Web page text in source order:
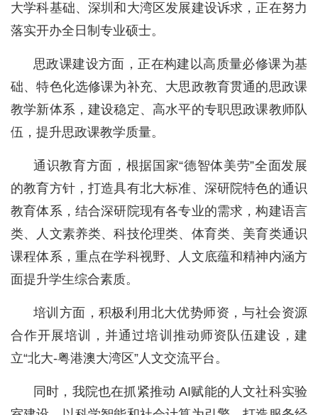
大学科基础、深圳和大湾区发展建设诉求，正在努力
落实开办全日制专业硕士。
思政课建设方面，正在构建以高质量必修课为基
础、特色化选修课为补充、大思政教育贯通的思政课
教学新体系，建设稳定、高水平的专职思政课教师队
伍，提升思政课教学质量。
通识教育方面，根据国家“德智体美劳”全面发展
的教育方针，打造具有北大标准、深研院特色的通识
教育体系，结合深研院现有各专业的需求，构建语言
类、人文素养类、科技伦理类、体育类、美育类通识
课程体系，重点在学科视野、人文底蕴和精神内涵方
面提升学生综合素质。
培训方面，积极利用北大优势师资，与社会资源
合作开展培训，并通过培训推动师资队伍建设，建
立“北大-粤港澳大湾区”人文交流平台。
同时，我院也在抓紧推动 AI赋能的人文社科实验